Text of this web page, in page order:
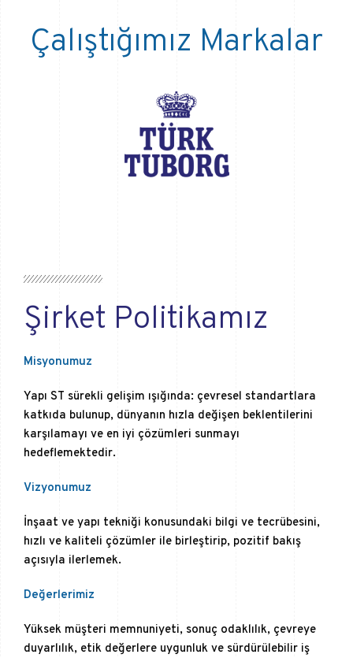
Çalıştığımız Markalar
Şirket Politikamız
Misyonumuz
Yapı ST sürekli gelişim ışığında: çevresel standartlara
katkıda bulunup, dünyanın hızla değişen beklentilerini
karşılamayı ve en iyi çözümleri sunmayı
hedeflemektedir.
Vizyonumuz
İnşaat ve yapı tekniği konusundaki bilgi ve tecrübesini,
hızlı ve kaliteli çözümler ile birleştirip, pozitif bakış
açısıyla ilerlemek.
Değerlerimiz
Yüksek müşteri memnuniyeti, sonuç odaklılık, çevreye
duyarlılık, etik değerlere uygunluk ve sürdürülebilir iş